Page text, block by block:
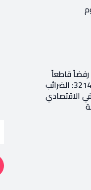
قاطعاً
إعادة طرح المرسوم 3214: الضرائب
الاقتصادي